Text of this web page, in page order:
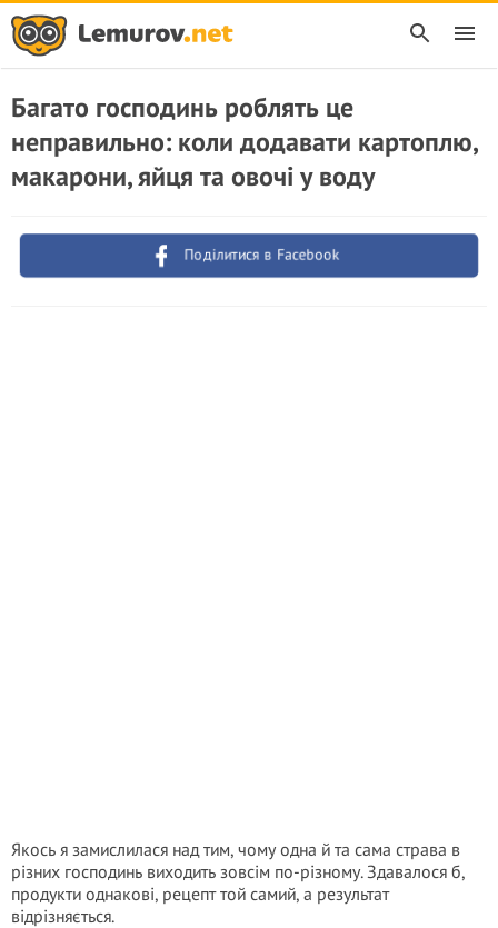
Багато господинь роблять це
неправильно: коли додавати картоплю,
макарони, яйця та овочі у воду
Поділитися в Facebook
Якось я замислилася над тим, чому одна й та сама страва в
різних господинь виходить зовсім по-різному. Здавалося б,
продукти однакові, рецепт той самий, а результат
відрізняється.